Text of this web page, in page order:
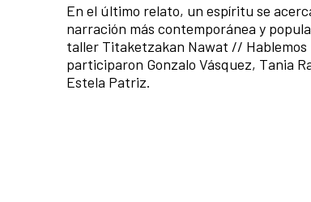
En el último relato, un espíritu se
narración más contemporánea y
taller Titaketzakan Nawat //
participaron Gonzalo Vásquez, Tania
Estela Patriz.